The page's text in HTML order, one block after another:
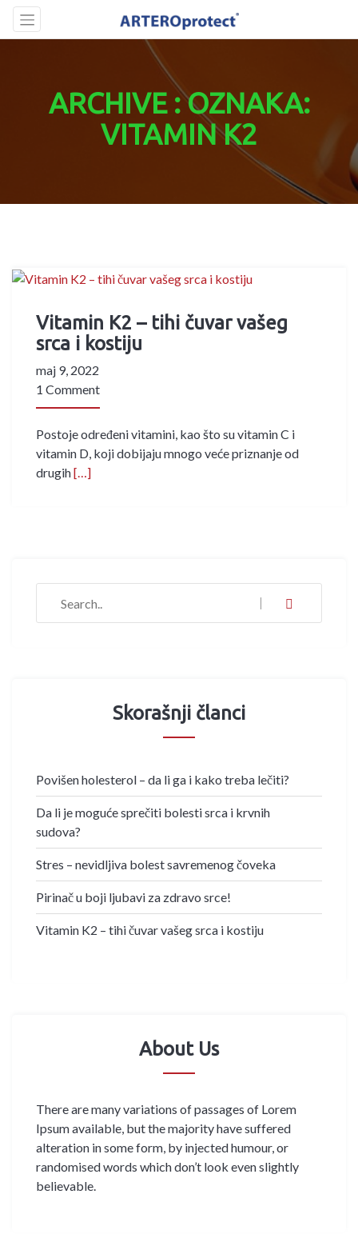
Skip
ARCHIVE : OZNAKA:
VITAMIN K2
Vitamin K2 – tihi čuvar vašeg
srca i kostiju
maj 9, 2022
1 Comment
Postoje određeni vitamini, kao što su vitamin C i
vitamin D, koji dobijaju mnogo veće priznanje od
drugih[…]
Skorašnji članci
Povišen holesterol – da li ga i kako treba lečiti?
Da li je moguće sprečiti bolesti srca i krvnih
sudova?
Stres – nevidljiva bolest savremenog čoveka
Pirinač u boji ljubavi za zdravo srce!
Vitamin K2 – tihi čuvar vašeg srca i kostiju
About Us
There are many variations of passages of Lorem
Ipsum available, but the majority have suffered
alteration in some form, by injected humour, or
randomised words which don’t look even slightly
believable.